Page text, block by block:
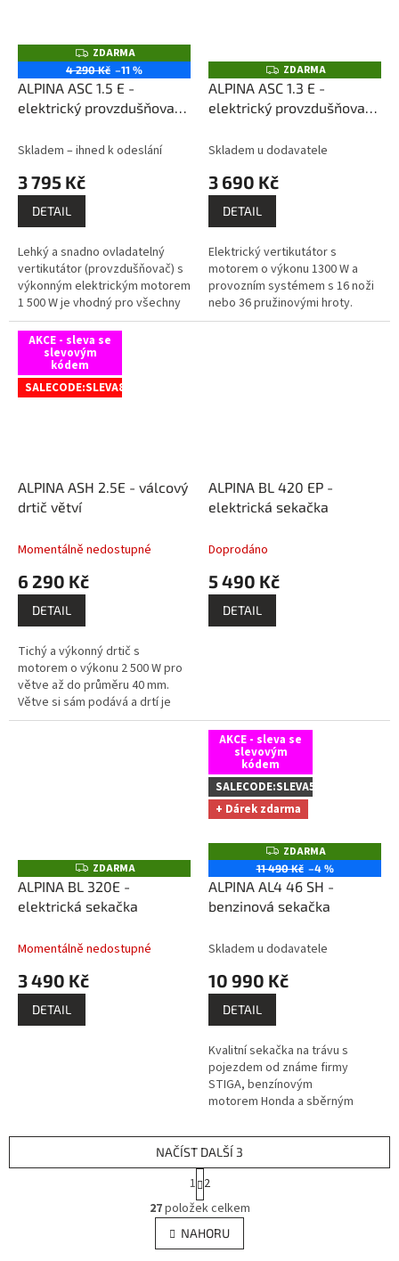
Z
D
A
R
A
ZDARMA
4 290 Kč –11 %
ALPINA ASC 1.5 E -
elektrický provzdušňovač,
(poškozený obal)
Skladem – ihned k odeslání
3 795 Kč
DETAIL
Lehký a snadno ovladatelný
vertikutátor (provzdušňovač) s
výkonným elektrickým motorem
1 500 W je vhodný pro všechny
menší a středně velké zahrady.
Z
D
A
R
ZDARMA
ALPINA ASC 1.3 E -
elektrický provzdušňovač,
Skladem u dodavatele
3 690 Kč
DETAIL
Elektrický vertikutátor s
motorem o výkonu 1300 W a
provozním systémem s 16 noži
nebo 36 pružinovými hroty.
AKCE - sleva se
slevovým
kódem
SALECODE:SLEVA8:8:%
ALPINA ASH 2.5E - válcový
drtič větví
Momentálně nedostupné
6 290 Kč
DETAIL
Tichý a výkonný drtič s
motorem o výkonu 2 500 W pro
větve až do průměru 40 mm.
Větve si sám podává a drtí je
mezi ozubeným kolem a
ALPINA BL 420 EP -
elektrická sekačka
Doprodáno
5 490 Kč
DETAIL
Z
D
A
R
ZDARMA
ALPINA BL 320E -
elektrická sekačka
Momentálně nedostupné
3 490 Kč
DETAIL
AKCE - sleva se
slevovým
kódem
SALECODE:SLEVA5:5:%
+ Dárek zdarma
Z
D
A
R
A
ZDARMA
11 490 Kč –4 %
ALPINA AL4 46 SH -
benzinová sekačka
Skladem u dodavatele
10 990 Kč
DETAIL
Kvalitní sekačka na trávu s
pojezdem od známe firmy
STIGA, benzínovým
motorem Honda a sběrným
O
v
l
á
NAČÍST DALŠÍ 3
S
t
r
á
n
k
1 2
27položek celkem
NAHORU